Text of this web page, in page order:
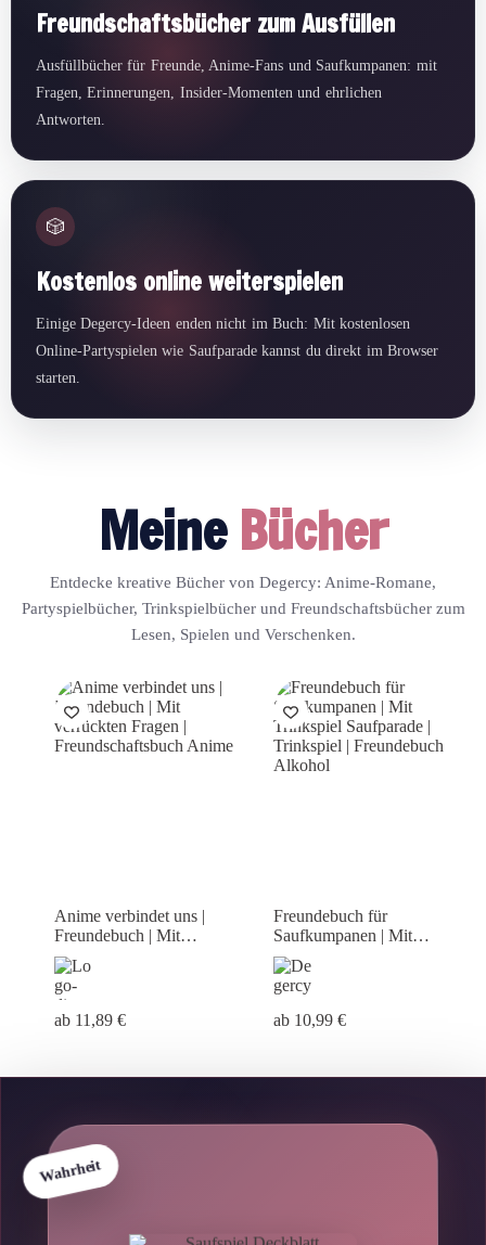
Freundschaftsbücher zum Ausfüllen
Ausfüllbücher für Freunde, Anime-Fans und Saufkumpanen: mit
Fragen, Erinnerungen, Insider-Momenten und ehrlichen
Antworten.
🎲
Kostenlos online weiterspielen
Einige Degercy-Ideen enden nicht im Buch: Mit kostenlosen
Online-Partyspielen wie Saufparade kannst du direkt im Browser
starten.
MeineBücher
Entdecke kreative Bücher von Degercy: Anime-Romane,
Partyspielbücher, Trinkspielbücher und Freundschaftsbücher zum
Lesen, Spielen und Verschenken.
Anime verbindet uns |
Freundebuch | Mit
verrückten Fragen |
Freundschaftsbuch Anime
ab 11,89 €
Freundebuch für
Saufkumpanen | Mit
Trinkspiel Saufparade |
Trinkspiel | Freundebuch
Alkohol
ab 10,99 €
Wahrheit